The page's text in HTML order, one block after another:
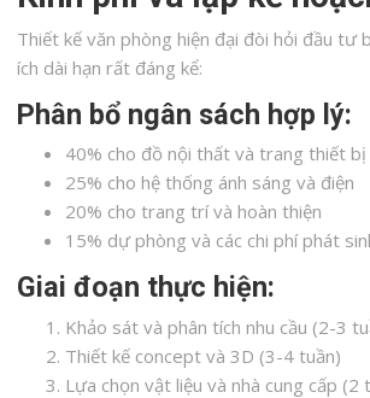
Thiết kế văn phòng hiện đại đòi hỏi đầu tư
ích dài hạn rất đáng kể:
Phân bổ ngân sách hợp lý:
40% cho đồ nội thất và trang thiết bị
25% cho hệ thống ánh sáng và điện
20% cho trang trí và hoàn thiện
15% dự phòng và các chi phí phát
Giai đoạn thực hiện:
Khảo sát và phân tích nhu cầu (2-3
Thiết kế concept và 3D (3-4 tuần)
Lựa chọn vật liệu và nhà cung cấp (2